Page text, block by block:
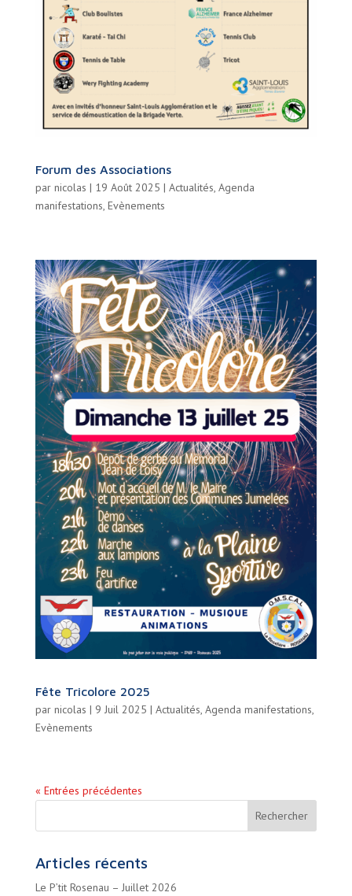
Forum des Associations
par nicolas | 19 Août 2025 | Actualités, Agenda
manifestations, Evènements
Fête Tricolore 2025
par nicolas | 9 Juil 2025 | Actualités, Agenda manifestations,
Evènements
« Entrées précédentes
Articles récents
Le P’tit Rosenau – Juillet 2026